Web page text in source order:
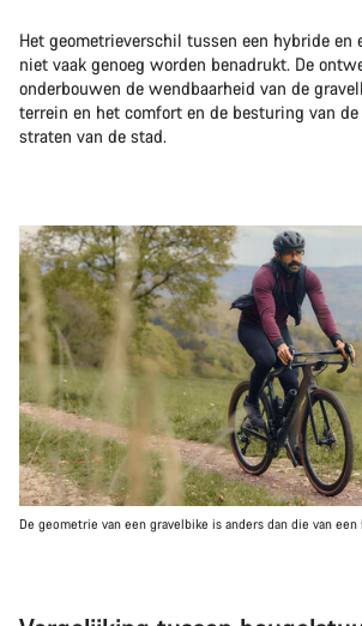
Het geometrieverschil tussen een hybride en
niet vaak genoeg worden benadrukt. De
onderbouwen de wendbaarheid van de
terrein en het comfort en de besturing van
straten van de stad.
De geometrie van een gravelbike is anders dan die van